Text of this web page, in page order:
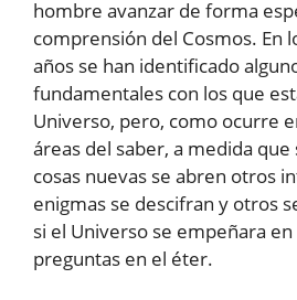
hombre avanzar de forma
comprensión del Cosmos. En
años se han identificado
fundamentales con los que
Universo, pero, como ocurre
áreas del saber, a medida
cosas nuevas se abren otros
enigmas se descifran y otros
si el Universo se empeñara
preguntas en el éter.